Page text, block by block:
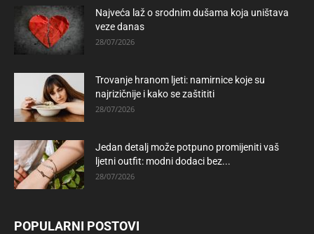
Najveća laž o srodnim dušama koja uništava
veze danas
28/07/2026
Trovanje hranom ljeti: namirnice koje su
najrizičnije i kako se zaštititi
28/07/2026
Jedan detalj može potpuno promijeniti vaš
ljetni outfit: modni dodaci bez...
28/07/2026
POPULARNI POSTOVI